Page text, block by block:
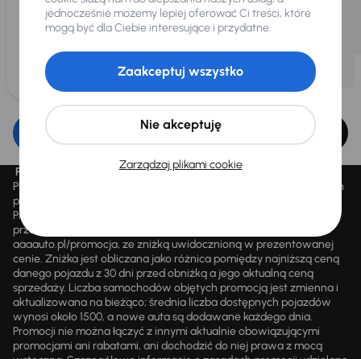
Edytuj filtr
Promocja „Letnie przeceny aż 1500 aut”
Promocja „Letnie przeceny aż 1500 aut” obowiązuje we wszystkich
placówkach Autocentrum AAA AUTO Sp. z o.o. („AAA AUTO”).
Promocja polega na możliwości nabycia wybranych pojazdów
przecenionych, wskazanych w serwisie internetowym
aaaauto.pl/promocja, ze zniżką uwidocznioną w prezentowanej
cenie. Zniżka jest obliczana jako różnica pomiędzy najniższą ceną
danego pojazdu z 30 dni przed obniżką a jego aktualną ceną
sprzedaży. Liczba samochodów objętych promocją jest zmienna i
aktualizowana na bieżąco; średnia liczba dostępnych pojazdów
wynosi około 1500, a nowe auta są dodawane każdego dnia.
Promocji nie można łączyć z innymi aktualnie obowiązującymi
promocjami ani rabatami, ani dochodzić do niej prawa z mocą
jednocześnie możemy lepiej oferować Ci treści, które
mogą być dla Ciebie interesujące i przydatne.
Zarządzaj plikami cookie
Nie akceptuję
Zaakceptuj wszystko